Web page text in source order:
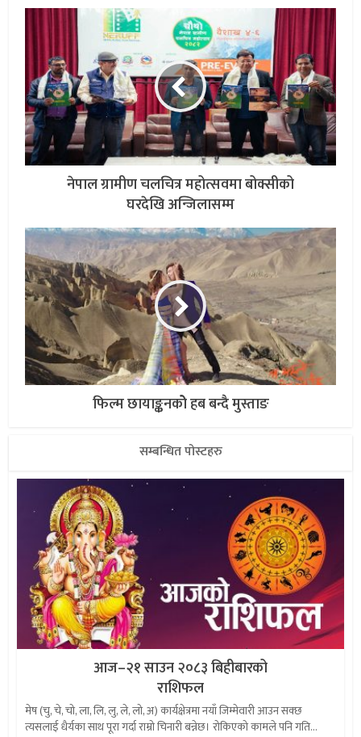
नेपाल ग्रामीण चलचित्र महोत्सवमा बोक्सीको
घरदेखि अन्जिलासम्म
फिल्म छायाङ्कनकोे हब बन्दै मुस्ताङ
सम्बन्धित पोस्टहरु
आज–२१ साउन २०८३ बिहीबारको
राशिफल
मेष (चु, चे, चो, ला, लि, लु, ले, लो, अ) कार्यक्षेत्रमा नयाँ जिम्मेवारी आउन सक्छ
त्यसलाई धैर्यका साथ पूरा गर्दा राम्रो चिनारी बन्नेछ। रोकिएको कामले पनि गति...